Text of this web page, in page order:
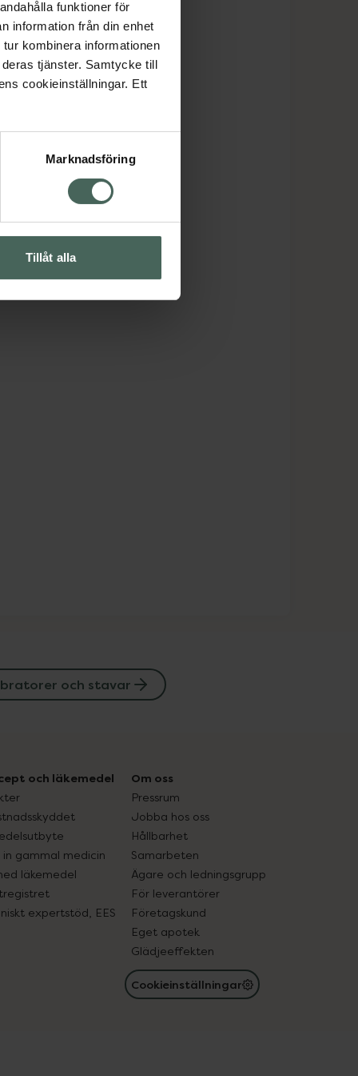
funktioner för
information från din enhet
kombinera informationen
tjänster. Samtycke till
cookieinställningar. Ett
Marknadsföring
Tillåt alla
och stavar
och läkemedel
in gammal medicin
läkemedel
expertstöd, EES
Om oss
Pressrum
Jobba hos oss
Hållbarhet
Samarbeten
Ägare och ledningsgrupp
För leverantörer
Företagskund
Eget apotek
Glädjeeffekten
Cookieinställningar